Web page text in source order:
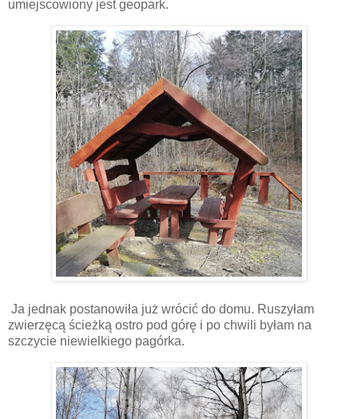
umiejscowiony jest geopark.
Ja jednak postanowiła już wrócić do domu. Ruszyłam
zwierzęcą ścieżką ostro pod górę i po chwili byłam na
szczycie niewielkiego pagórka.